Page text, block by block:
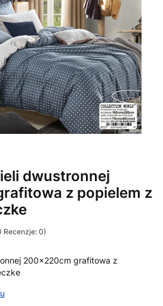
dwustronnej
z popielem z
Recenzje: 0)
200x220cm grafitowa z